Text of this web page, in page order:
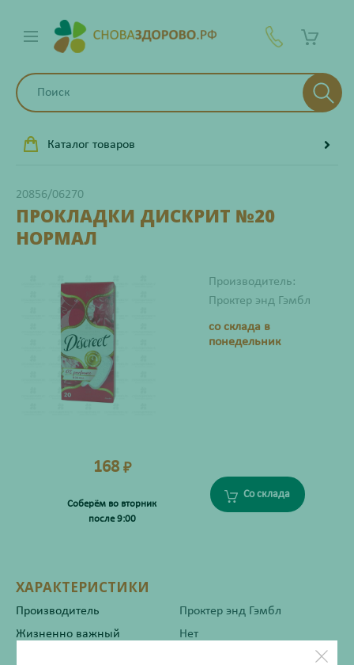
Каталог товаров
20856/06270
ПРОКЛАДКИ ДИСКРИТ №20
НОРМАЛ
Производитель:
Проктер энд Гэмбл
со склада в
понедельник
168 ₽
Соберём во вторник
после 9:00
Со склада
ХАРАКТЕРИСТИКИ
Производитель
Проктер энд Гэмбл
Жизненно важный
Нет